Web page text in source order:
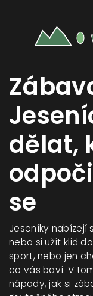
dělat,
se
Jeseníky nabízejí
nebo si užít klid
sport, nebo jen
co vás baví. V
nápady, jak si